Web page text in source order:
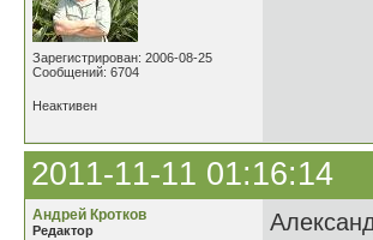
Зарегистрирован: 2006-08-25
Сообщений: 6704
Неактивен
2011-11-11 01:16:14
Андрей Кротков
Редактор